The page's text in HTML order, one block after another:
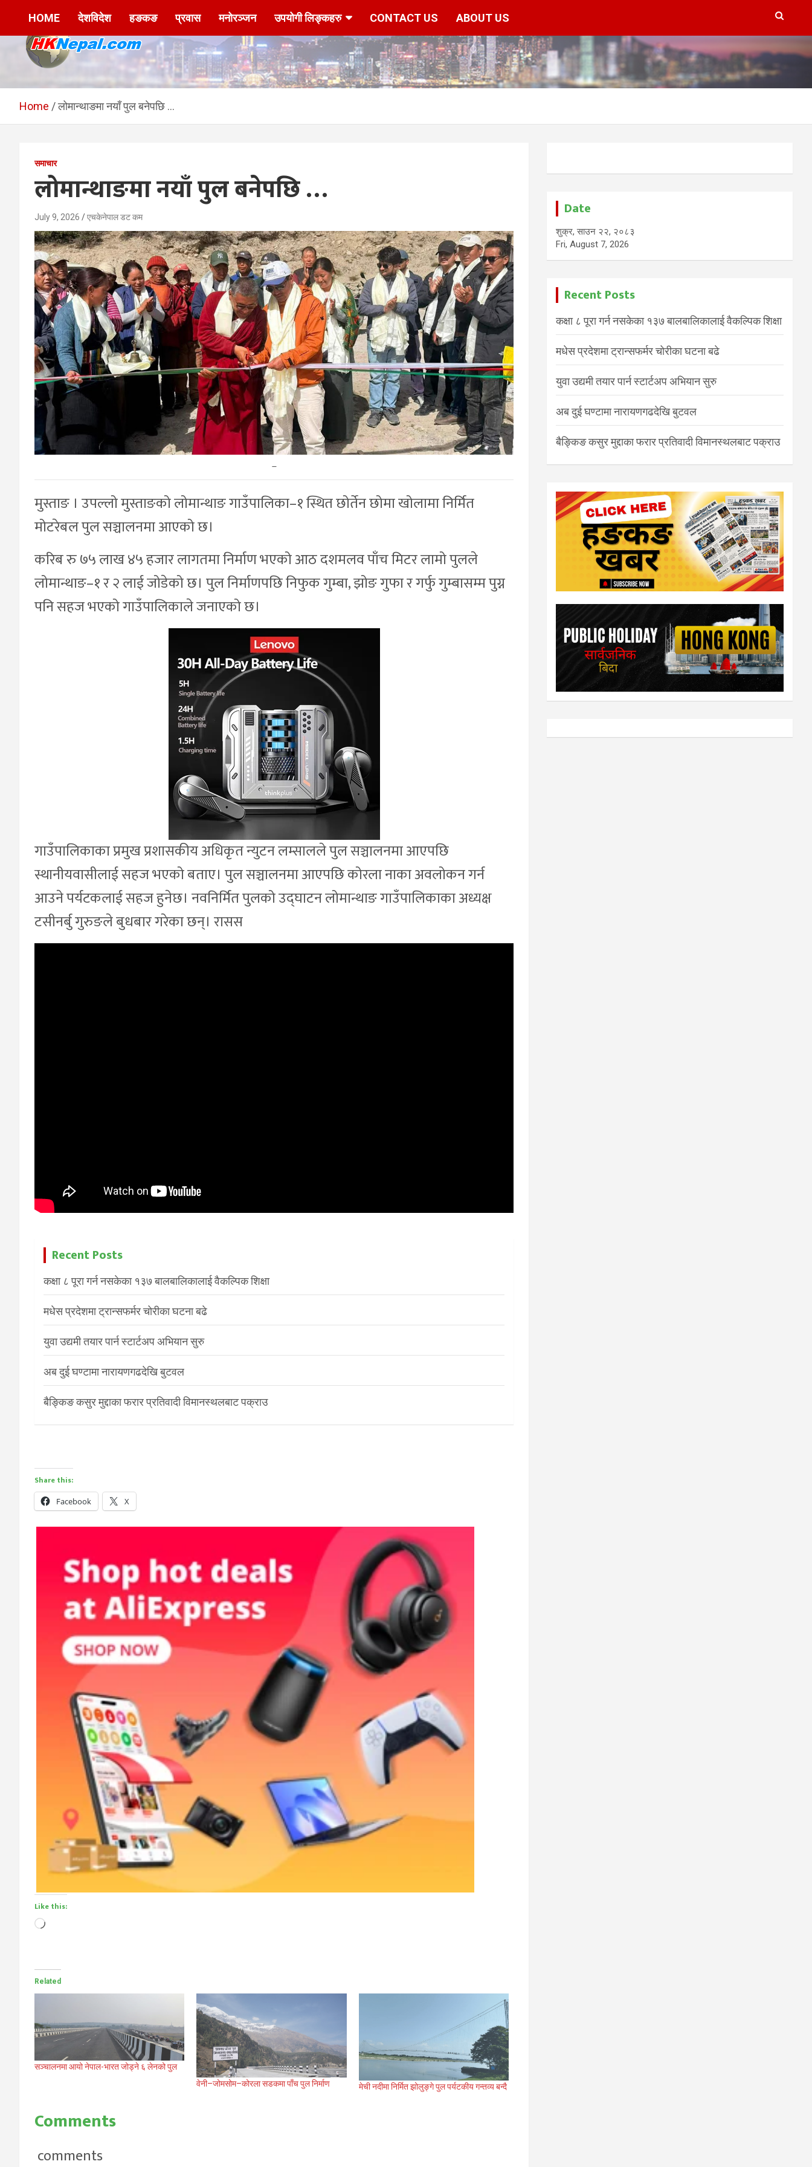
HKNepal.com –
हङकङबाट सञ्चालित पहिलो
hknepal, hknepal.com, hk nepal, hk nepal com
HOME देशविदेश हङकङ प्रवास मनोरञ्जन उपयोगी लिङ्कहरु CONTACT US ABOUT US
Home लोमान्थाङमा नयाँ पुल बनेपछि …
समाचार
लोमान्थाङमा नयाँ पुल बनेपछि …
July 9, 2026 एचकेनेपाल डट कम
–
मुस्ताङ । उपल्लो मुस्ताङको लोमान्थाङ गाउँपालिका–१ स्थित छोर्तेन छोमा खोलामा निर्मित
मोटरेबल पुल सञ्चालनमा आएको छ।
करिब रु ७५ लाख ४५ हजार लागतमा निर्माण भएको आठ दशमलव पाँच मिटर लामो पुलले
लोमान्थाङ–१ र २ लाई जोडेको छ। पुल निर्माणपछि निफुक गुम्बा, झोङ गुफा र गर्फु गुम्बासम्म पुग्न
पनि सहज भएको गाउँपालिकाले जनाएको छ।
गाउँपालिकाका प्रमुख प्रशासकीय अधिकृत न्युटन लम्सालले पुल सञ्चालनमा आएपछि
स्थानीयवासीलाई सहज भएको बताए। पुल सञ्चालनमा आएपछि कोरला नाका अवलोकन गर्न
आउने पर्यटकलाई सहज हुनेछ। नवनिर्मित पुलको उद्घाटन लोमान्थाङ गाउँपालिकाका अध्यक्ष
टसीनर्बु गुरुङले बुधबार गरेका छन्। रासस
Recent Posts
कक्षा ८ पूरा गर्न नसकेका १३७ बालबालिकालाई वैकल्पिक शिक्षा
मधेस प्रदेशमा ट्रान्सफर्मर चोरीका घटना बढे
युवा उद्यमी तयार पार्न स्टार्टअप अभियान सुरु
अब दुई घण्टामा नारायणगढदेखि बुटवल
बैङ्किङ कसुर मुद्दाका फरार प्रतिवादी विमानस्थलबाट पक्राउ
Share this:
Facebook X
Like this:
Loading…
Related
सञ्चालनमा आयो नेपाल-भारत जोड्ने ६ लेनको पुल
वेनी–जोमसोम–कोरला सडकमा पाँच पुल निर्माण
मेची नदीमा निर्मित झोलुङ्गे पुल पर्यटकीय गन्तव्य बन्दै
Comments
comments
Date
शुक्र, साउन २२, २०८३
Fri, August 7, 2026
Recent Posts
कक्षा ८ पूरा गर्न नसकेका १३७ बालबालिकालाई वैकल्पिक शिक्षा
मधेस प्रदेशमा ट्रान्सफर्मर चोरीका घटना बढे
युवा उद्यमी तयार पार्न स्टार्टअप अभियान सुरु
अब दुई घण्टामा नारायणगढदेखि बुटवल
बैङ्किङ कसुर मुद्दाका फरार प्रतिवादी विमानस्थलबाट पक्राउ